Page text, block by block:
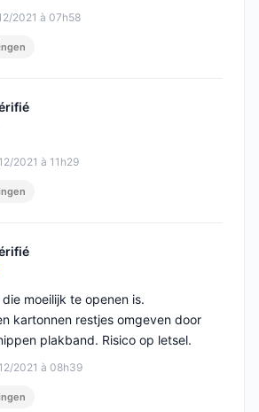
2021 à 07h58
van 5
2021 à 11h29
van 5
2021 à 08h39
moeilijk te openen is.
kartonnen restjes omgeven door
plakband. Risico op letsel.